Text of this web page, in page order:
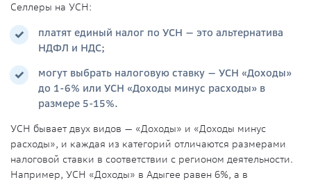
Селлеры на УСН:
платят единый налог по УСН — это альтернатива
НДФЛ и НДС;
могут выбрать налоговую ставку — УСН «Доходы»
до 1-6% или УСН «Доходы минус расходы» в
размере 5-15%.
УСН бывает двух видов — «Доходы» и «Доходы минус
расходы», и каждая из категорий отличаются размерами
налоговой ставки в соответствии с регионом деятельности.
Например, УСН «Доходы» в Адыгее равен 6%, а в